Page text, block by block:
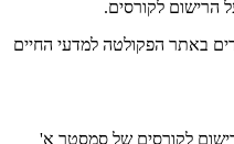
הרישום לקורסים.
באתר הפקולטה למדעי החיים
לקורסים של סמסטר א'